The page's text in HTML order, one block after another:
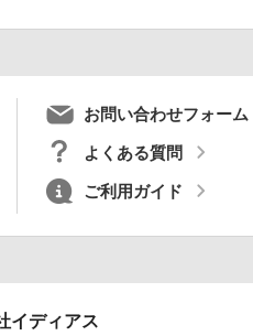
お問い合わせフォーム
よくある質問
ご利用ガイド
イディアス